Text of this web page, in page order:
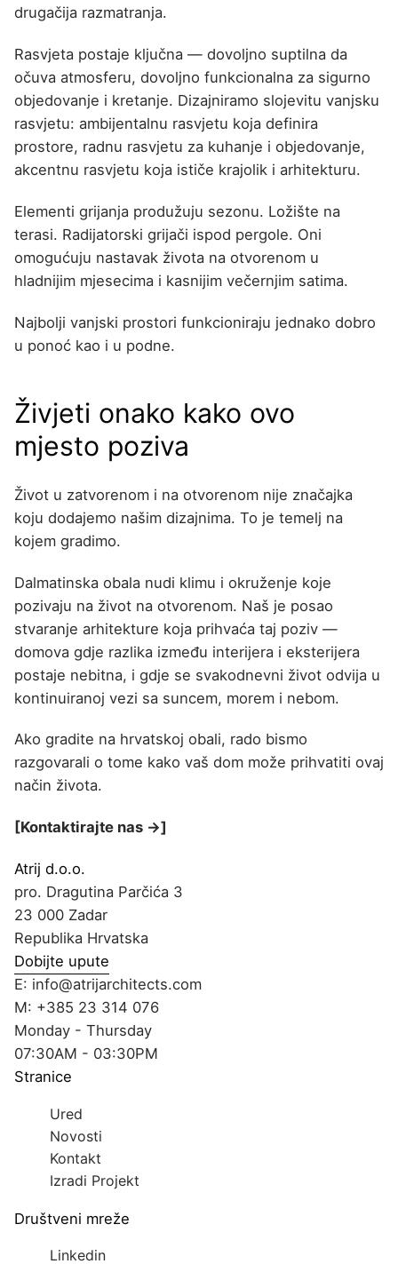
drugačija razmatranja.
Rasvjeta postaje ključna — dovoljno suptilna da
očuva atmosferu, dovoljno funkcionalna za sigurno
objedovanje i kretanje. Dizajniramo slojevitu vanjsku
rasvjetu: ambijentalnu rasvjetu koja definira
prostore, radnu rasvjetu za kuhanje i objedovanje,
akcentnu rasvjetu koja ističe krajolik i arhitekturu.
Elementi grijanja produžuju sezonu. Ložište na
terasi. Radijatorski grijači ispod pergole. Oni
omogućuju nastavak života na otvorenom u
hladnijim mjesecima i kasnijim večernjim satima.
Najbolji vanjski prostori funkcioniraju jednako dobro
u ponoć kao i u podne.
Živjeti onako kako ovo
mjesto poziva
Život u zatvorenom i na otvorenom nije značajka
koju dodajemo našim dizajnima. To je temelj na
kojem gradimo.
Dalmatinska obala nudi klimu i okruženje koje
pozivaju na život na otvorenom. Naš je posao
stvaranje arhitekture koja prihvaća taj poziv —
domova gdje razlika između interijera i eksterijera
postaje nebitna, i gdje se svakodnevni život odvija u
kontinuiranoj vezi sa suncem, morem i nebom.
Ako gradite na hrvatskoj obali, rado bismo
razgovarali o tome kako vaš dom može prihvatiti ovaj
način života.
[Kontaktirajte nas →]
Atrij d.o.o.
pro. Dragutina Parčića 3
23 000 Zadar
Republika Hrvatska
Dobijte upute
E: info@atrijarchitects.com
M: +385 23 314 076
Monday - Thursday
07:30AM - 03:30PM
Stranice
Ured
Novosti
Kontakt
Izradi Projekt
Društveni mreže
Linkedin